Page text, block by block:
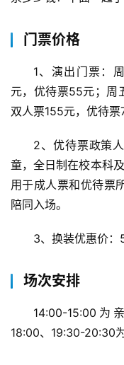
门票价格
1、演出门票：
元，优待票55元；周
双人票155元，优待票
2、优待票政策
童，全日制在校本科
用于成人票和优待票
陪同入场。
3、换装优惠价：
场次安排
14:00-15:00为
18:00、19:30-20:30